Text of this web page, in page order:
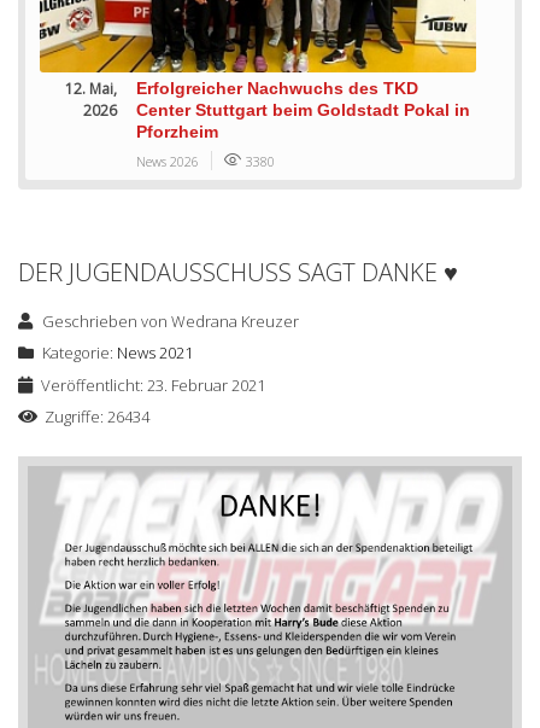
12. Mai,
2026
Erfolgreicher Nachwuchs des TKD
Center Stuttgart beim Goldstadt Pokal in
Pforzheim
News 2026 3380
DER JUGENDAUSSCHUSS SAGT DANKE ♥
Geschrieben vonWedrana Kreuzer
Kategorie: News 2021
Veröffentlicht: 23. Februar 2021
Zugriffe: 26434